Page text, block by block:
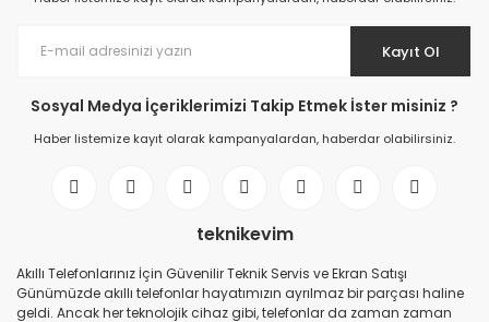
Kayıt Ol
Sosyal Medya İçeriklerimizi Takip Etmek İster misiniz ?
Haber listemize kayıt olarak kampanyalardan, haberdar olabilirsiniz.
teknikevim
Akıllı Telefonlarınız İçin Güvenilir Teknik Servis ve Ekran Satışı
Günümüzde akıllı telefonlar hayatımızın ayrılmaz bir parçası haline
geldi. Ancak her teknolojik cihaz gibi, telefonlar da zaman zaman